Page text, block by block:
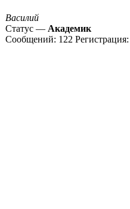
Василий
Статус — Академик
Сообщений: 122 Регистрация: